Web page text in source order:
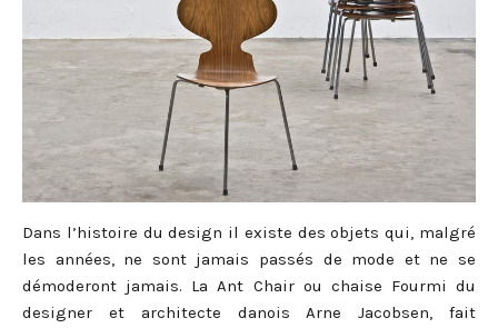
Dans l’histoire du design il existe des objets qui, malgré
les années, ne sont jamais passés de mode et ne se
démoderont jamais. La Ant Chair ou chaise Fourmi du
designer et architecte danois Arne Jacobsen, fait